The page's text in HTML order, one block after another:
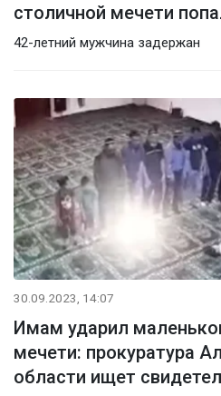
столичной мечети
42-летний мужчина задержан
30.09.2023, 14:07
Имам ударил
мечети: прокуратура
области ищет